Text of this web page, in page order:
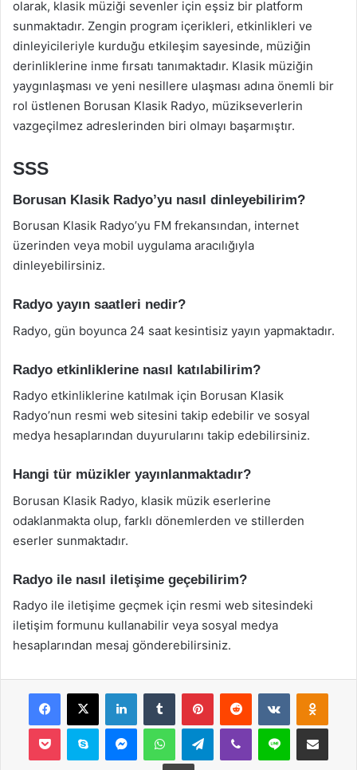
olarak, klasik müziği sevenler için eşsiz bir platform
sunmaktadır. Zengin program içerikleri, etkinlikleri ve
dinleyicileriyle kurduğu etkileşim sayesinde, müziğin
derinliklerine inme fırsatı tanımaktadır. Klasik müziğin
yaygınlaşması ve yeni nesillere ulaşması adına önemli bir
rol üstlenen Borusan Klasik Radyo, müzikseverlerin
vazgeçilmez adreslerinden biri olmayı başarmıştır.
SSS
Borusan Klasik Radyo’yu nasıl dinleyebilirim?
Borusan Klasik Radyo’yu FM frekansından, internet
üzerinden veya mobil uygulama aracılığıyla
dinleyebilirsiniz.
Radyo yayın saatleri nedir?
Radyo, gün boyunca 24 saat kesintisiz yayın yapmaktadır.
Radyo etkinliklerine nasıl katılabilirim?
Radyo etkinliklerine katılmak için Borusan Klasik
Radyo’nun resmi web sitesini takip edebilir ve sosyal
medya hesaplarından duyurularını takip edebilirsiniz.
Hangi tür müzikler yayınlanmaktadır?
Borusan Klasik Radyo, klasik müzik eserlerine
odaklanmakta olup, farklı dönemlerden ve stillerden
eserler sunmaktadır.
Radyo ile nasıl iletişime geçebilirim?
Radyo ile iletişime geçmek için resmi web sitesindeki
iletişim formunu kullanabilir veya sosyal medya
hesaplarından mesaj gönderebilirsiniz.
Facebook
X LinkedInTumblr PinterestReddit VKontakte
Pocket Skype MessengerWhatsAppTelegramViber Line E-Posta ile
Yazdır